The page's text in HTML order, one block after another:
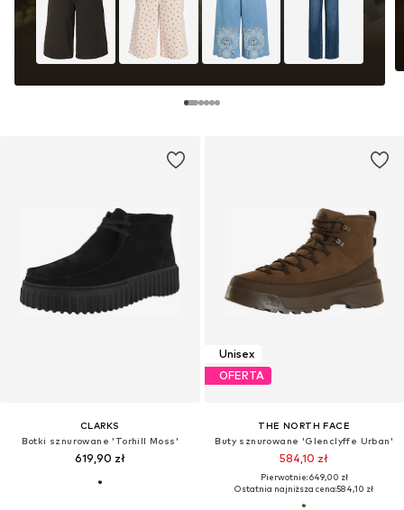
CLARKS
Botki sznurowane 'Torhill Moss'
619,90 zł
Unisex
OFERTA
THE NORTH FACE
Buty sznurowane 'Glenclyffe Urban'
584,10 zł
Pierwotnie: 649,00 zł
Ostatnia najniższa cena:584,10 zł